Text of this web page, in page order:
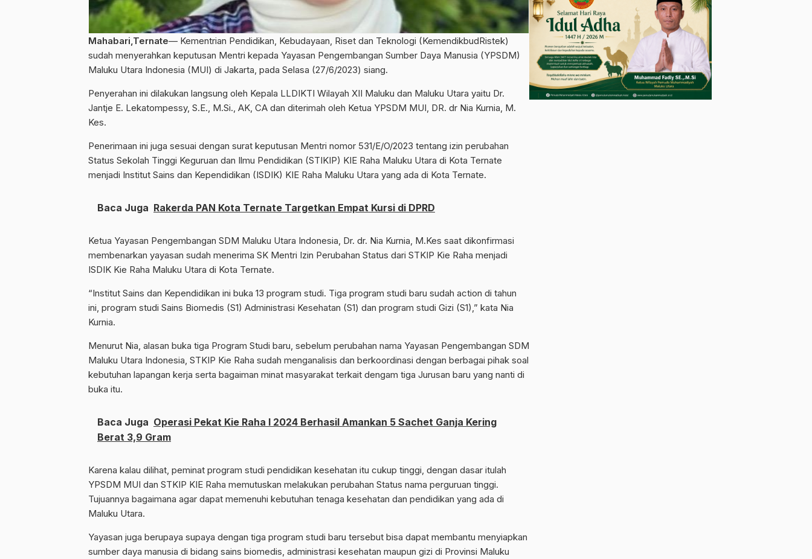
Mahabari,Ternate— Kementrian Pendidikan, Kebudayaan, Riset dan Teknologi (KemendikbudRistek)
sudah menyerahkan keputusan Mentri kepada Yayasan Pengembangan Sumber Daya Manusia (YPSDM)
Maluku Utara Indonesia (MUI) di Jakarta, pada Selasa (27/6/2023) siang.
Penyerahan ini dilakukan langsung oleh Kepala LLDIKTI Wilayah XII Maluku dan Maluku Utara yaitu Dr.
Jantje E. Lekatompessy, S.E., M.Si., AK, CA dan diterimah oleh Ketua YPSDM MUI, DR. dr Nia Kurnia, M.
Kes.
Penerimaan ini juga sesuai dengan surat keputusan Mentri nomor 531/E/O/2023 tentang izin perubahan
Status Sekolah Tinggi Keguruan dan Ilmu Pendidikan (STIKIP) KIE Raha Maluku Utara di Kota Ternate
menjadi Institut Sains dan Kependidikan (ISDIK) KIE Raha Maluku Utara yang ada di Kota Ternate.
Baca Juga Rakerda PAN Kota Ternate Targetkan Empat Kursi di DPRD
Ketua Yayasan Pengembangan SDM Maluku Utara Indonesia, Dr. dr. Nia Kurnia, M.Kes saat dikonfirmasi
membenarkan yayasan sudah menerima SK Mentri Izin Perubahan Status dari STKIP Kie Raha menjadi
ISDIK Kie Raha Maluku Utara di Kota Ternate.
“Institut Sains dan Kependidikan ini buka 13 program studi. Tiga program studi baru sudah action di tahun
ini, program studi Sains Biomedis (S1) Administrasi Kesehatan (S1) dan program studi Gizi (S1),” kata Nia
Kurnia.
Menurut Nia, alasan buka tiga Program Studi baru, sebelum perubahan nama Yayasan Pengembangan SDM
Maluku Utara Indonesia, STKIP Kie Raha sudah menganalisis dan berkoordinasi dengan berbagai pihak soal
kebutuhan lapangan kerja serta bagaiman minat masyarakat terkait dengam tiga Jurusan baru yang nanti di
buka itu.
Baca Juga Operasi Pekat Kie Raha I 2024 Berhasil Amankan 5 Sachet Ganja Kering
Berat 3,9 Gram
Karena kalau dilihat, peminat program studi pendidikan kesehatan itu cukup tinggi, dengan dasar itulah
YPSDM MUI dan STKIP KIE Raha memutuskan melakukan perubahan Status nama perguruan tinggi.
Tujuannya bagaimana agar dapat memenuhi kebutuhan tenaga kesehatan dan pendidikan yang ada di
Maluku Utara.
Yayasan juga berupaya supaya dengan tiga program studi baru tersebut bisa dapat membantu menyiapkan
sumber daya manusia di bidang sains biomedis, administrasi kesehatan maupun gizi di Provinsi Maluku